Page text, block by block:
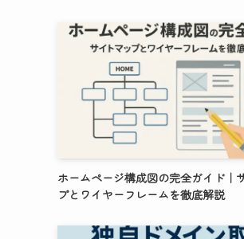
ホームページ構成図の完全ガイド｜
プとワイヤーフレームを徹底解説